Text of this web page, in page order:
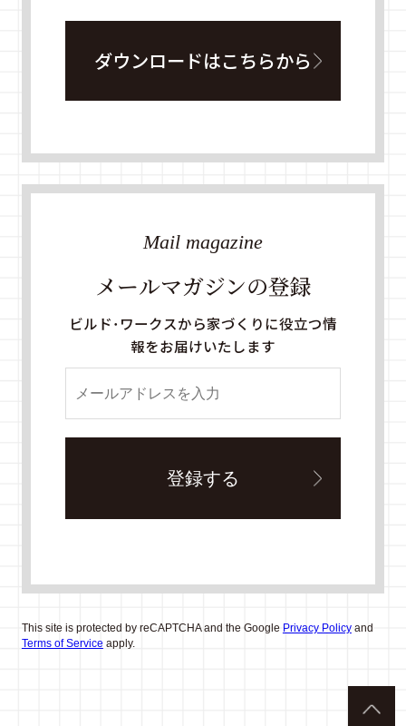
ダウンロードはこちらから
メールマガジンの登録
Mail magazine
ビルド・ワークスから家づくりに役立つ情
報をお届けいたします
This site is protected by reCAPTCHA and the Google Privacy Policyand
Terms of Service apply.